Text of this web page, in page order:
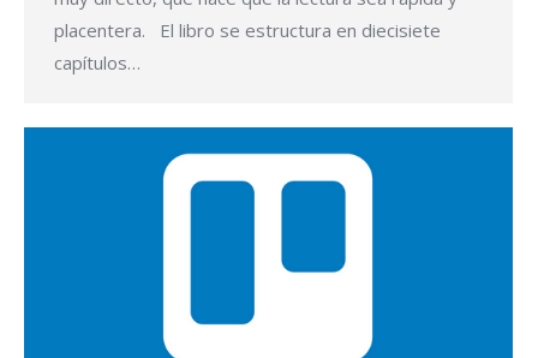
placentera. El libro se estructura en diecisiete
capítulos…